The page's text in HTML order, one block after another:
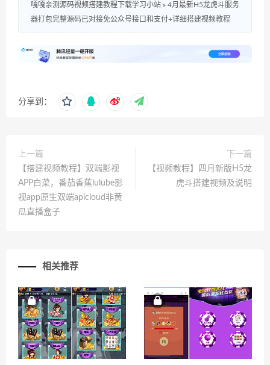
嘎嘎亲测源码视频搭建教程下载学习小站 » 4月最新H5龙虎斗服务
器打包完整源码已对接免公众号接口和支付+详细搭建视频教程
分享到：
上一篇
【搭建视频教程】双端影视
APP白菜，番茄香蕉lulube影
视app原生双端apicloud非黄
瓜直播盒子
下一篇
【视频教程】四月新版H5龙
虎斗搭建视频及说明
相关推荐